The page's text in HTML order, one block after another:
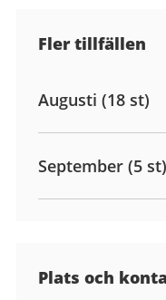
Fler tillfällen
Augusti (18 st)
September (5 st)
Plats och